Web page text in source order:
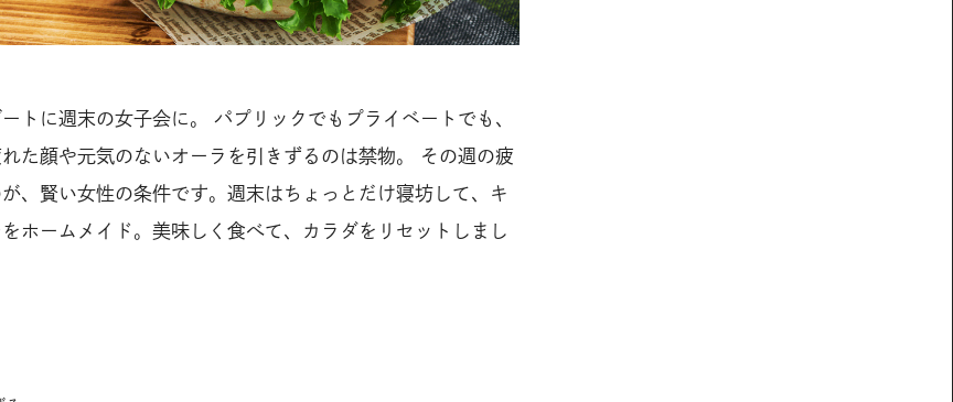
トに週末の女子会に。 パプリックでもプライベートでも、
た顔や元気のないオーラを引きずるのは禁物。 その週の疲
、賢い女性の条件です。週末はちょっとだけ寝坊して、キ
ホームメイド。美味しく食べて、カラダをリセットしまし